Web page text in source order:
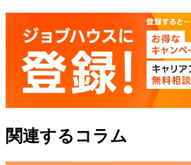
関連するコラム